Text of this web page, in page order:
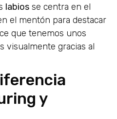
labios se centra en el
el mentón para destacar
que tenemos unos
visualmente gracias al
y